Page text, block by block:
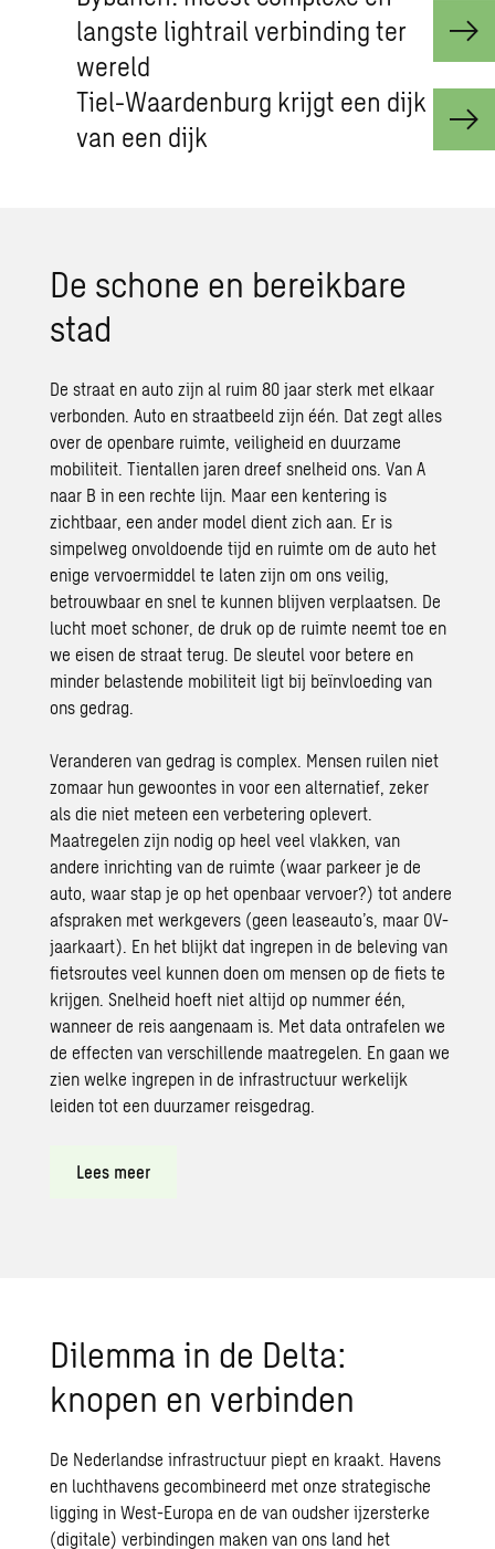
langste lightrail verbinding ter
wereld
Tiel-Waardenburg krijgt een dijk
van een dijk
De schone en bereikbare
stad
De straat en auto zijn al ruim 80 jaar sterk met elkaar
verbonden. Auto en straatbeeld zijn één. Dat zegt alles
over de openbare ruimte, veiligheid en duurzame
mobiliteit. Tientallen jaren dreef snelheid ons. Van A
naar B in een rechte lijn. Maar een kentering is
zichtbaar, een ander model dient zich aan. Er is
simpelweg onvoldoende tijd en ruimte om de auto het
enige vervoermiddel te laten zijn om ons veilig,
betrouwbaar en snel te kunnen blijven verplaatsen. De
lucht moet schoner, de druk op de ruimte neemt toe en
we eisen de straat terug. De sleutel voor betere en
minder belastende mobiliteit ligt bij beïnvloeding van
ons gedrag.
Veranderen van gedrag is complex. Mensen ruilen niet
zomaar hun gewoontes in voor een alternatief, zeker
als die niet meteen een verbetering oplevert.
Maatregelen zijn nodig op heel veel vlakken, van
andere inrichting van de ruimte (waar parkeer je de
auto, waar stap je op het openbaar vervoer?) tot andere
afspraken met werkgevers (geen leaseauto’s, maar OV-
jaarkaart). En het blijkt dat ingrepen in de beleving van
fietsroutes veel kunnen doen om mensen op de fiets te
krijgen. Snelheid hoeft niet altijd op nummer één,
wanneer de reis aangenaam is. Met data ontrafelen we
de effecten van verschillende maatregelen. En gaan we
zien welke ingrepen in de infrastructuur werkelijk
leiden tot een duurzamer reisgedrag.
Lees meer
Dilemma in de Delta:
knopen en verbinden
De Nederlandse infrastructuur piept en kraakt. Havens
en luchthavens gecombineerd met onze strategische
ligging in West-Europa en de van oudsher ijzersterke
(digitale) verbindingen maken van ons land het